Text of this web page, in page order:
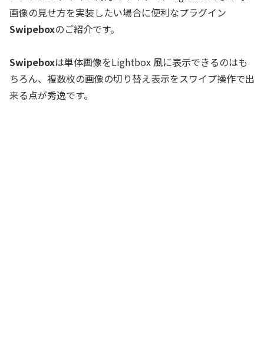
画像の見せ方を実装したい場合に便利なプラグイン
Swipeboxのご紹介です。
Swipeboxは単体画像をLightbox 風に表示できるのはも
ちろん、複数枚の画像の切り替え表示をスワイプ操作で出
来る点が秀逸です。